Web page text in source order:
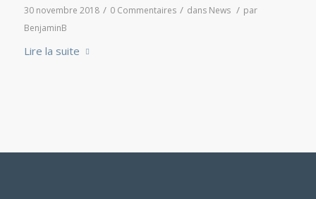
30 novembre 2018 / 0 Commentaires / dans News / par
BenjaminB
Lire la suite